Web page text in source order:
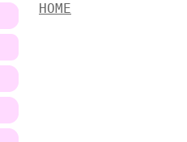
HOME